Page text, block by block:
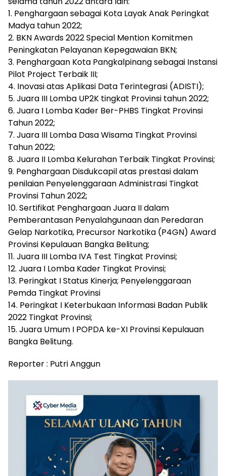
1. Penghargaan sebagai Kota Layak Anak Peringkat
Madya tahun 2022;
2. BKN Awards 2022 Special Mention Komitmen
Peningkatan Pelayanan Kepegawaian BKN;
3. Penghargaan Kota Pangkalpinang sebagai Instansi
Pilot Project Terbaik III;
4. Inovasi atas Aplikasi Data Terintegrasi (ADISTI);
5. Juara III Lomba UP2K tingkat Provinsi tahun 2022;
6. Juara I Lomba Kader Ber-PHBS Tingkat Provinsi
Tahun 2022;
7. Juara III Lomba Dasa Wisama Tingkat Provinsi
Tahun 2022;
8. Juara II Lomba Kelurahan Terbaik Tingkat Provinsi;
9. Penghargaan Disdukcapil atas prestasi dalam
penilaian Penyelenggaraan Administrasi Tingkat
Provinsi Tahun 2022;
10. Sertifikat Penghargaan Juara II dalam
Pemberantasan Penyalahgunaan dan Peredaran
Gelap Narkotika, Precursor Narkotika (P4GN) Award
Provinsi Kepulauan Bangka Belitung;
11. Juara III Lomba IVA Test Tingkat Provinsi;
12. Juara I Lomba Kader Tingkat Provinsi;
13. Peringkat I Status Kinerja; Penyelenggaraan
Pemda Tingkat Provinsi
14. Peringkat I Keterbukaan Informasi Badan Publik
2022 Tingkat Provinsi;
15. Juara Umum I POPDA ke-XI Provinsi Kepulauan
Bangka Belitung.
Reporter : Putri Anggun